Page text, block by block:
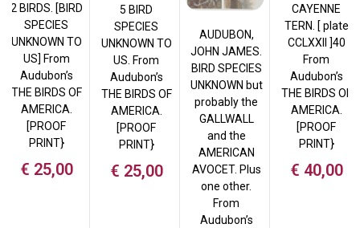
2 BIRDS. [BIRD
SPECIES
UNKNOWN TO
US] From
Audubon’s
THE BIRDS OF
AMERICA.
[PROOF
PRINT}
€ 25,00
5 BIRD
SPECIES
UNKNOWN TO
US. From
Audubon’s
THE BIRDS OF
AMERICA.
[PROOF
PRINT}
€ 25,00
AUDUBON,
JOHN JAMES.
BIRD SPECIES
UNKNOWN but
probably the
GALLWALL
and the
AMERICAN
AVOCET. Plus
one other.
From
Audubon’s
CAYENNE
TERN. [ plate
CCLXXII ]40
From
Audubon’s
THE BIRDS OF
AMERICA.
[PROOF
PRINT}
€ 40,00